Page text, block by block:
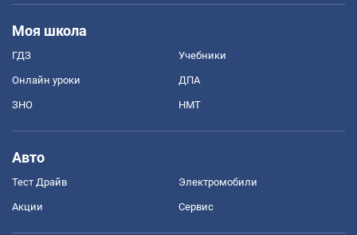
Моя школа
ГДЗ Учебники
Онлайн уроки ДПА
ЗНО НМТ
Авто
Тест Драйв Электромобили
Акции Сервис